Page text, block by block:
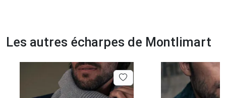
Les autres écharpes de Montlimart